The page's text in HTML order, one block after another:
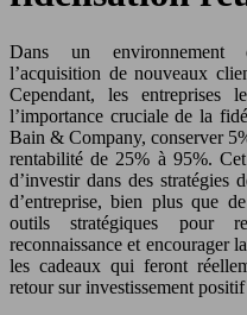
Dans un environnement
l’acquisition de nouveaux
Cependant, les entreprises
l’importance cruciale de la
Bain & Company, conserver
rentabilité de 25% à 95%.
d’investir dans des stratégies
d’entreprise, bien plus que
outils stratégiques pour
reconnaissance et encourager
les cadeaux qui feront
retour sur investissement positif